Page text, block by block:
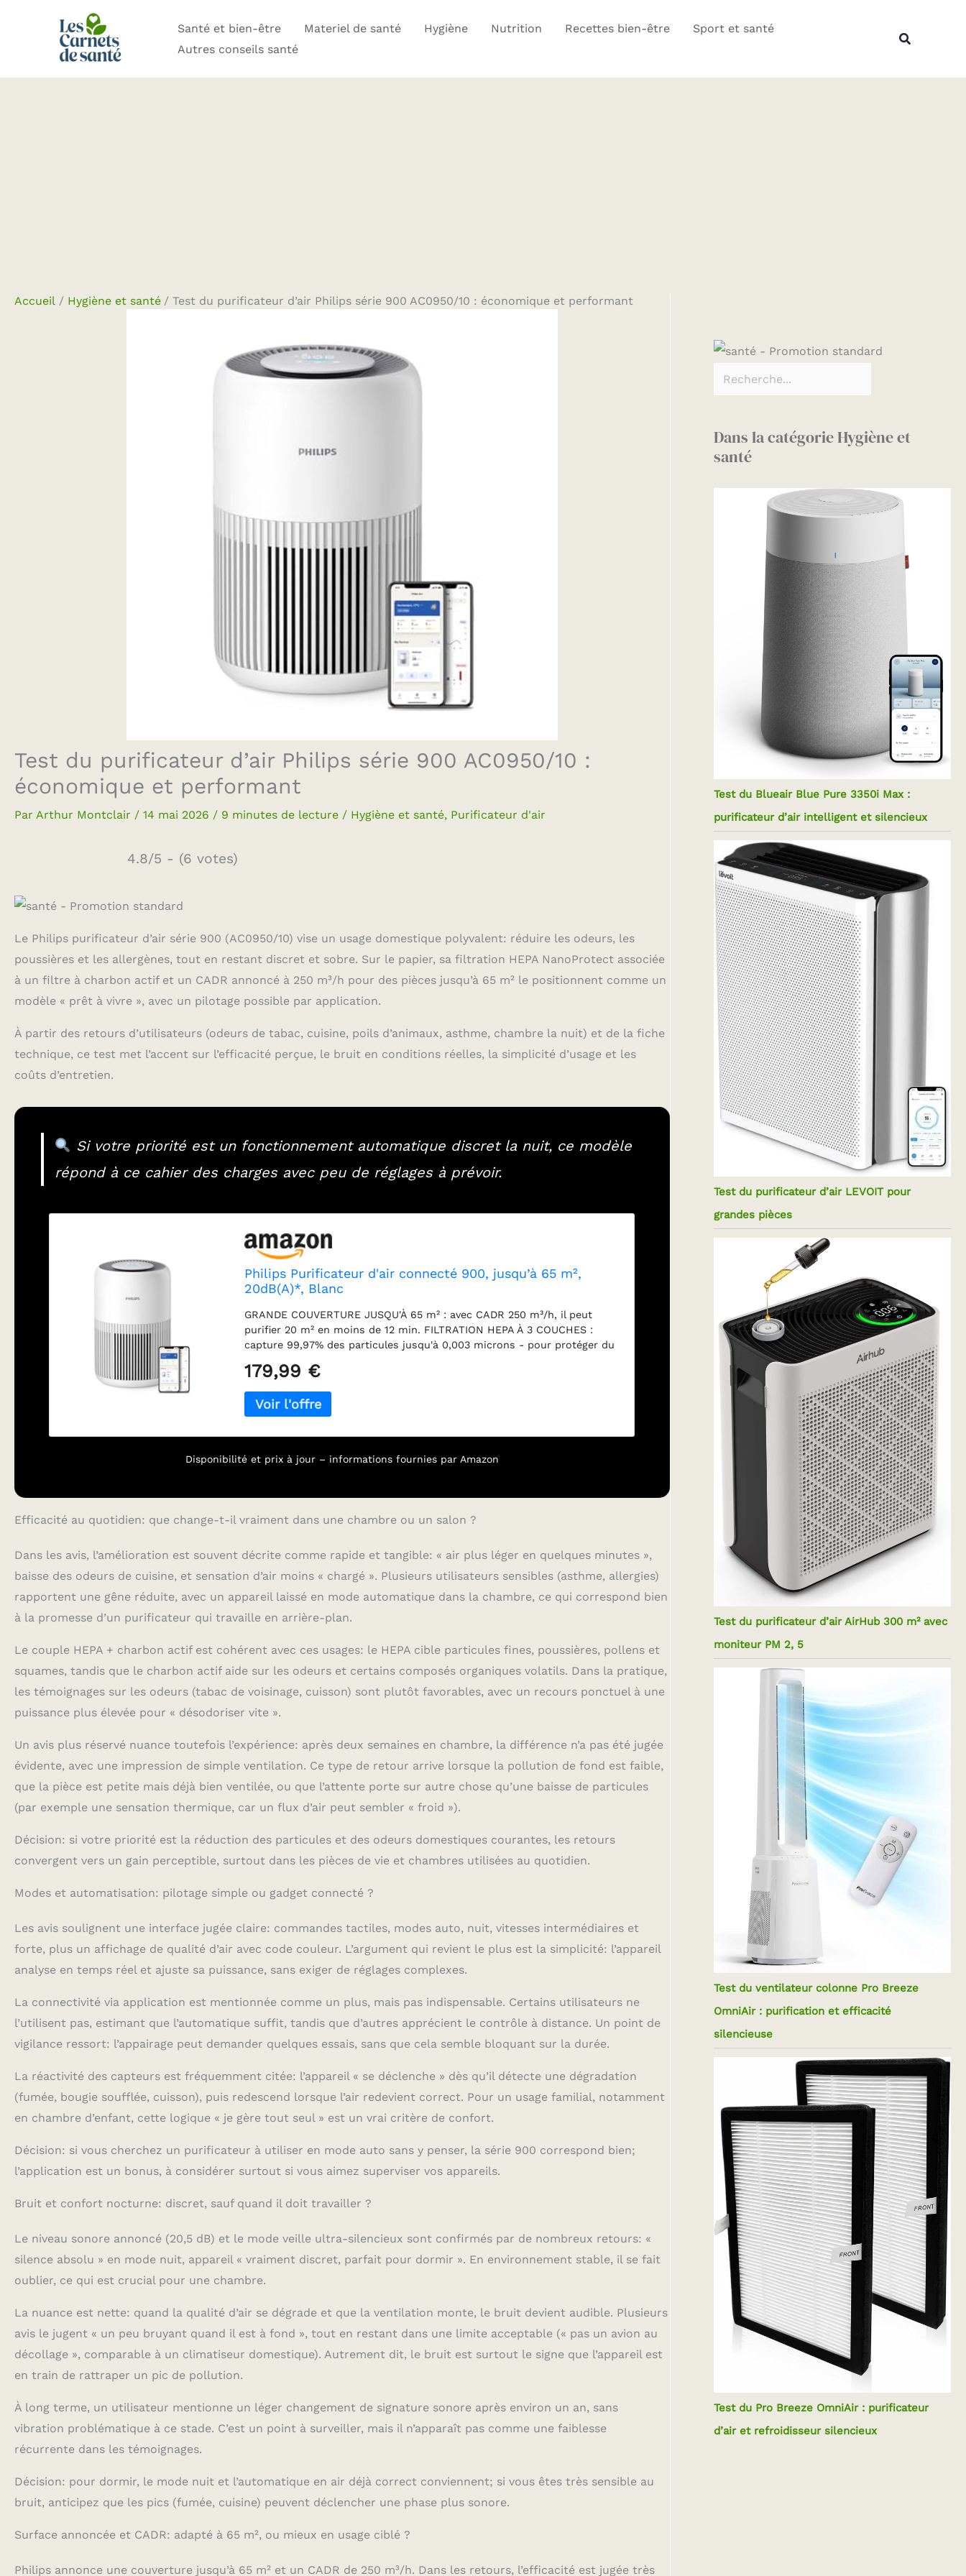
Santé et bien-être Materiel de santé Hygiène Nutrition Recettes bien-être
Sport et santé
Autres conseils santé
Accueil Hygiène et santé Test du purificateur d’air Philips série 900 AC0950/10 : économique et performant
Test du purificateur d’air Philips série 900 AC0950/10 :
économique et performant
Par Arthur Montclair / 14 mai 2026 / 9 minutes de lecture / Hygiène et santé, Purificateur d'air
4.8/5 - (6 votes)
Le Philips purificateur d’air série 900 (AC0950/10) vise un usage domestique polyvalent: réduire les odeurs, les
poussières et les allergènes, tout en restant discret et sobre. Sur le papier, sa filtration HEPA NanoProtect associée
à un filtre à charbon actif et un CADR annoncé à 250 m³/h pour des pièces jusqu’à 65 m² le positionnent comme un
modèle « prêt à vivre », avec un pilotage possible par application.
À partir des retours d’utilisateurs (odeurs de tabac, cuisine, poils d’animaux, asthme, chambre la nuit) et de la fiche
technique, ce test met l’accent sur l’efficacité perçue, le bruit en conditions réelles, la simplicité d’usage et les
coûts d’entretien.
Si votre priorité est un fonctionnement automatique discret la nuit, ce modèle
répond à ce cahier des charges avec peu de réglages à prévoir.
Philips Purificateur d'air connecté 900, jusqu’à 65 m²,
20dB(A)*, Blanc
GRANDE COUVERTURE JUSQU'À 65 m² : avec CADR 250 m³/h, il peut
purifier 20 m² en moins de 12 min. FILTRATION HEPA À 3 COUCHES :
capture 99,97% des particules jusqu'à 0,003 microns - pour protéger du
ou des gaz. Élimine 99,9 % des virus et des bactéries en suspension
dans l'air. CERTIFIÉ POUR LES PERSONNES SOUFFRANT D'ALLERGIES par
ECARF, le purificateur élimine 99,99 % du pollen, les acariens ou les
allergènes d'animaux domestiques - déclencheurs connus des
symptômes d'allergie ou de rhume des foins. MODE VEILLE ULTRA-
mode veille, la lumière de l'écran numérique est atténuée, ce qui
Au maximum de sa puissance, le purificateur d'air ne consomme que 23
179,99 €
Disponibilité et prix à jour – informations fournies par Amazon
Efficacité au quotidien: que change-t-il vraiment dans une chambre ou un salon ?
Dans les avis, l’amélioration est souvent décrite comme rapide et tangible: « air plus léger en quelques minutes »,
baisse des odeurs de cuisine, et sensation d’air moins « chargé ». Plusieurs utilisateurs sensibles (asthme, allergies)
rapportent une gêne réduite, avec un appareil laissé en mode automatique dans la chambre, ce qui correspond bien
à la promesse d’un purificateur qui travaille en arrière-plan.
Le couple HEPA + charbon actif est cohérent avec ces usages: le HEPA cible particules fines, poussières, pollens et
squames, tandis que le charbon actif aide sur les odeurs et certains composés organiques volatils. Dans la pratique,
les témoignages sur les odeurs (tabac de voisinage, cuisson) sont plutôt favorables, avec un recours ponctuel à une
puissance plus élevée pour « désodoriser vite ».
Un avis plus réservé nuance toutefois l’expérience: après deux semaines en chambre, la différence n’a pas été jugée
évidente, avec une impression de simple ventilation. Ce type de retour arrive lorsque la pollution de fond est faible,
que la pièce est petite mais déjà bien ventilée, ou que l’attente porte sur autre chose qu’une baisse de particules
(par exemple une sensation thermique, car un flux d’air peut sembler « froid »).
Décision: si votre priorité est la réduction des particules et des odeurs domestiques courantes, les retours
convergent vers un gain perceptible, surtout dans les pièces de vie et chambres utilisées au quotidien.
Modes et automatisation: pilotage simple ou gadget connecté ?
Les avis soulignent une interface jugée claire: commandes tactiles, modes auto, nuit, vitesses intermédiaires et
forte, plus un affichage de qualité d’air avec code couleur. L’argument qui revient le plus est la simplicité: l’appareil
analyse en temps réel et ajuste sa puissance, sans exiger de réglages complexes.
La connectivité via application est mentionnée comme un plus, mais pas indispensable. Certains utilisateurs ne
l’utilisent pas, estimant que l’automatique suffit, tandis que d’autres apprécient le contrôle à distance. Un point de
vigilance ressort: l’appairage peut demander quelques essais, sans que cela semble bloquant sur la durée.
La réactivité des capteurs est fréquemment citée: l’appareil « se déclenche » dès qu’il détecte une dégradation
(fumée, bougie soufflée, cuisson), puis redescend lorsque l’air redevient correct. Pour un usage familial, notamment
en chambre d’enfant, cette logique « je gère tout seul » est un vrai critère de confort.
Décision: si vous cherchez un purificateur à utiliser en mode auto sans y penser, la série 900 correspond bien;
l’application est un bonus, à considérer surtout si vous aimez superviser vos appareils.
Bruit et confort nocturne: discret, sauf quand il doit travailler ?
Le niveau sonore annoncé (20,5 dB) et le mode veille ultra-silencieux sont confirmés par de nombreux retours: «
silence absolu » en mode nuit, appareil « vraiment discret, parfait pour dormir ». En environnement stable, il se fait
oublier, ce qui est crucial pour une chambre.
La nuance est nette: quand la qualité d’air se dégrade et que la ventilation monte, le bruit devient audible. Plusieurs
avis le jugent « un peu bruyant quand il est à fond », tout en restant dans une limite acceptable (« pas un avion au
décollage », comparable à un climatiseur domestique). Autrement dit, le bruit est surtout le signe que l’appareil est
en train de rattraper un pic de pollution.
À long terme, un utilisateur mentionne un léger changement de signature sonore après environ un an, sans
vibration problématique à ce stade. C’est un point à surveiller, mais il n’apparaît pas comme une faiblesse
récurrente dans les témoignages.
Décision: pour dormir, le mode nuit et l’automatique en air déjà correct conviennent; si vous êtes très sensible au
bruit, anticipez que les pics (fumée, cuisine) peuvent déclencher une phase plus sonore.
Surface annoncée et CADR: adapté à 65 m², ou mieux en usage ciblé ?
Philips annonce une couverture jusqu’à 65 m² et un CADR de 250 m³/h. Dans les retours, l’efficacité est jugée très
Dans la catégorie Hygiène et
santé
Test du Blueair Blue Pure 3350i Max :
purificateur d’air intelligent et silencieux
Test du purificateur d’air LEVOIT pour
grandes pièces
Test du purificateur d’air AirHub 300 m² avec
moniteur PM 2, 5
Test du ventilateur colonne Pro Breeze
OmniAir : purification et efficacité
silencieuse
Test du Pro Breeze OmniAir : purificateur
d’air et refroidisseur silencieux